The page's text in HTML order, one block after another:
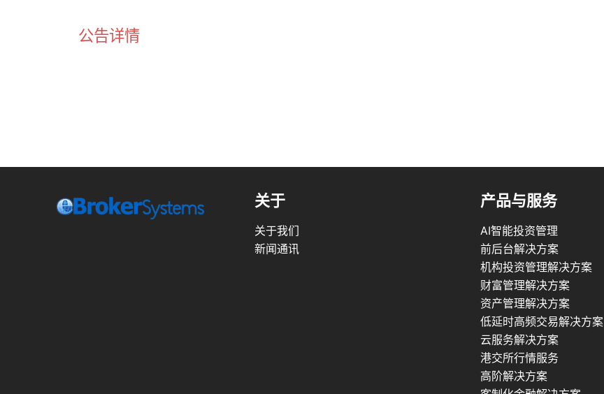
公告详情
关于
关于我们
新闻通讯
产品与服务
AI智能投资管理
前后台解决方案
机构投资管理解决方案
财富管理解决方案
资产管理解决方案
低延时高频交易解决方案
云服务解决方案
港交所行情服务
高阶解决方案